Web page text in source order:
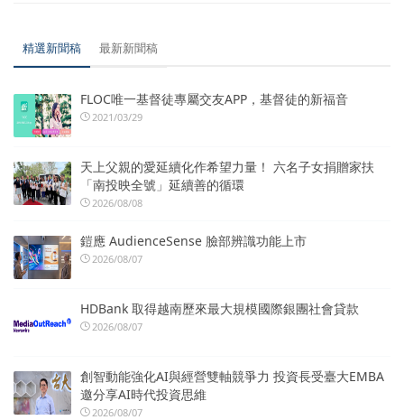
精選新聞稿 最新新聞稿
FLOC唯一基督徒專屬交友APP，基督徒的新福音
2021/03/29
天上父親的愛延續化作希望力量！ 六名子女捐贈家扶
「南投映全號」延續善的循環
2026/08/08
鎧應 AudienceSense 臉部辨識功能上市
2026/08/07
HDBank 取得越南歷來最大規模國際銀團社會貸款
2026/08/07
創智動能強化AI與經營雙軸競爭力 投資長受臺大EMBA
邀分享AI時代投資思維
2026/08/07